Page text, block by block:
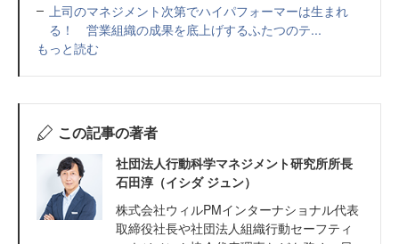
上司のマネジメント次第でハイパフォーマーは生まれ
る！ 営業組織の成果を底上げするふたつのテ...
もっと読む
この記事の著者
社団法人行動科学マネジメント研究所所長
石田淳（イシダ ジュン）
株式会社ウィルPMインターナショナル代表
取締役社長や社団法人組織行動セーフティ